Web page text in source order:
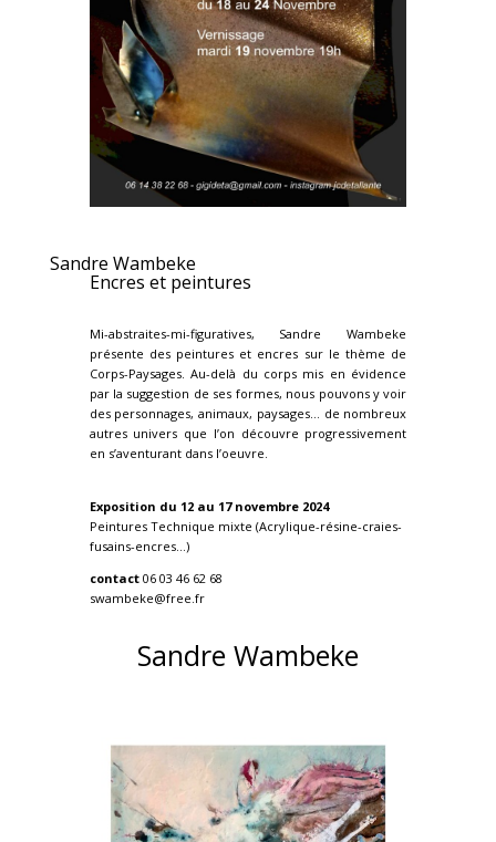
Sandre Wambeke
Encres et peintures
Mi-abstraites-mi-figuratives, Sandre Wambeke
présente des peintures et encres sur le thème de
Corps-Paysages. Au-delà du corps mis en évidence
par la suggestion de ses formes, nous pouvons y voir
des personnages, animaux, paysages… de nombreux
autres univers que l’on découvre progressivement
en s’aventurant dans l’oeuvre.
Exposition du 12 au 17 novembre 2024
Peintures Technique mixte (Acrylique-résine-craies-
fusains-encres…)
contact06 03 46 62 68
swambeke@free.fr
Sandre Wambeke